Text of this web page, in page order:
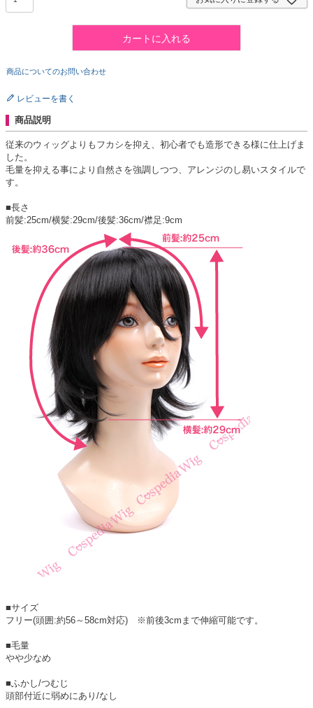
カートに入れる
商品についてのお問い合わせ
レビューを書く
商品説明
従来のウィッグよりもフカシを抑え、初心者でも造形できる様に仕上げま
した。
毛量を抑える事により自然さを強調しつつ、アレンジのし易いスタイルで
す。
■長さ
前髪:25cm/横髪:29cm/後髪:36cm/襟足:9cm
■サイズ
フリー(頭囲:約56～58cm対応) ※前後3cmまで伸縮可能です。
■毛量
やや少なめ
■ふかし/つむじ
頭部付近に弱めにあり/なし